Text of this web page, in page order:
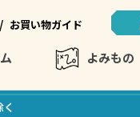
/ お買い物ガイド
よみもの